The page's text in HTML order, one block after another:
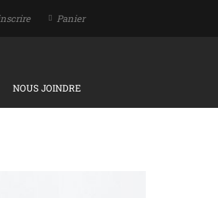
Panier
NOUS JOINDRE